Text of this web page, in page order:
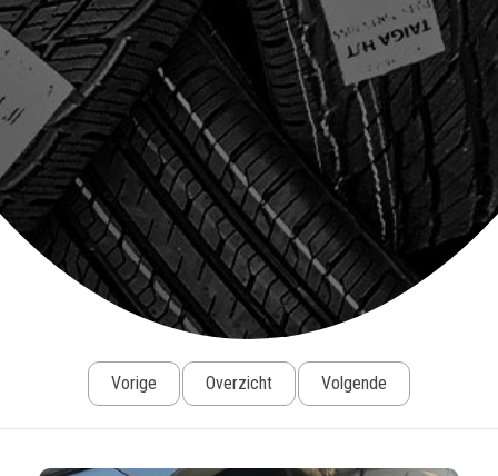
Vorige Overzicht Volgende